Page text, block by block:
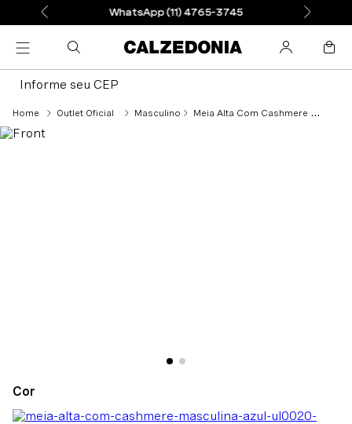
WhatsApp (11) 4765-3745
Informe seu CEP
Outlet Oficial Masculino Meia Alta Com Cashmere Masculina - Marrom